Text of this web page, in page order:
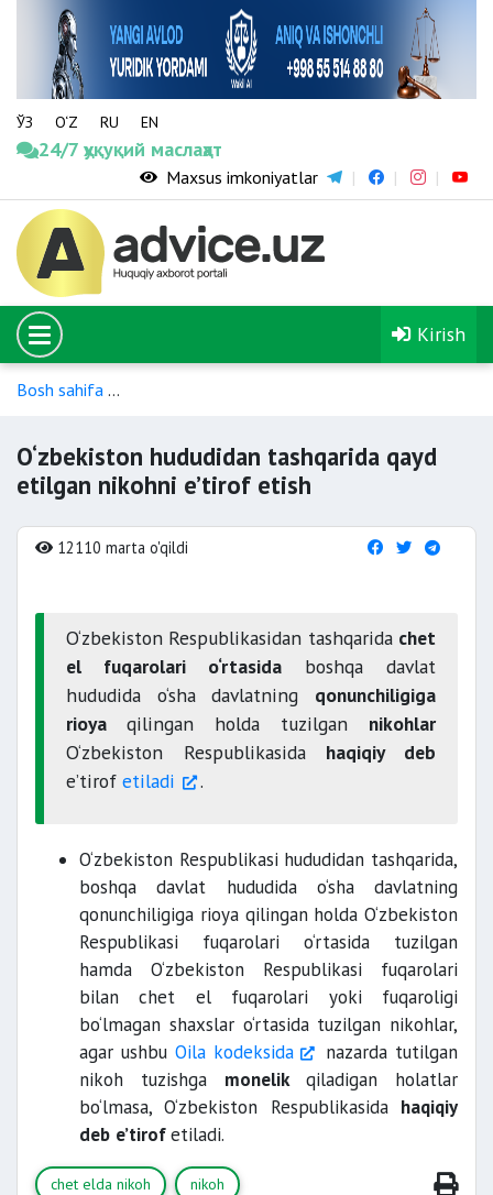
ЎЗ O‘Z RU EN
24/7 ҳуқуқий маслаҳат
Maxsus imkoniyatlar
Kirish
Bosh sahifa
O‘zbekiston hududidan tashqarida qayd
etilgan nikohni e’tirof etish
12110 marta o'qildi
O‘zbekiston Respublikasidan tashqarida chet
el fuqarolari o‘rtasida boshqa davlat
hududida o‘sha davlatning qonunchiligiga
rioya qilingan holda tuzilgan nikohlar
O‘zbekiston Respublikasida haqiqiy deb
e’tirof etiladi .
O‘zbekiston Respublikasi hududidan tashqarida,
boshqa davlat hududida o‘sha davlatning
qonunchiligiga rioya qilingan holda O‘zbekiston
Respublikasi fuqarolari o‘rtasida tuzilgan
hamda O‘zbekiston Respublikasi fuqarolari
bilan chet el fuqarolari yoki fuqaroligi
bo‘lmagan shaxslar o‘rtasida tuzilgan nikohlar,
agar ushbu Oila kodeksida
nazarda tutilgan
nikoh tuzishga monelikqiladigan holatlar
bo‘lmasa, O‘zbekiston Respublikasida haqiqiy
deb e’tirofetiladi.
chet elda nikoh nikoh